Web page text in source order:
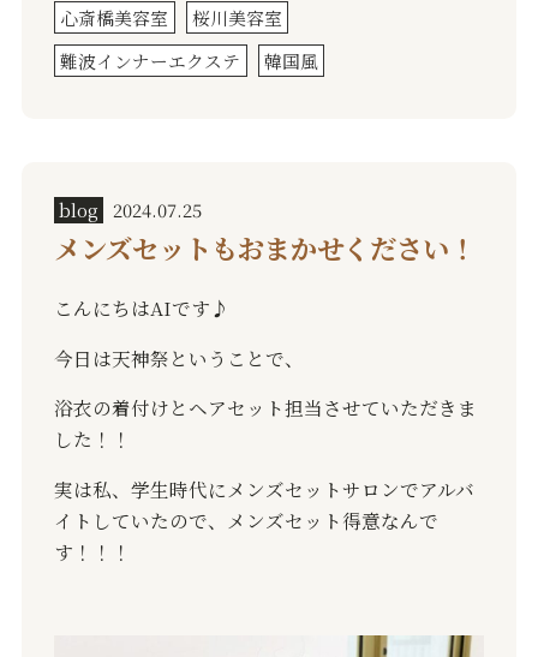
心斎橋美容室
桜川美容室
難波インナーエクステ
韓国風
blog 2024.07.25
メンズセットもおまかせください！
こんにちはAIです♪
今日は天神祭ということで、
浴衣の着付けとヘアセット担当させていただきま
した！！
実は私、学生時代にメンズセットサロンでアルバ
イトしていたので、メンズセット得意なんで
す！！！